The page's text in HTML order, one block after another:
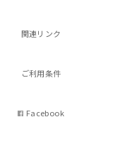
関連リンク
ご利用条件
Facebook